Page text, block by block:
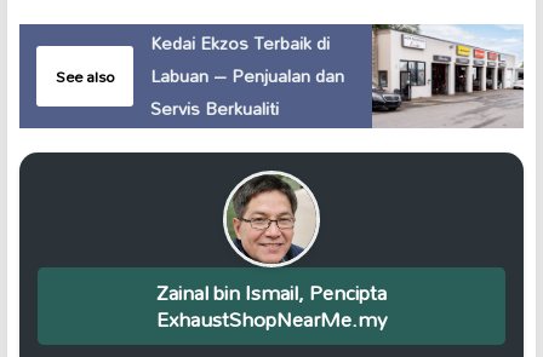
See also
Kedai Ekzos Terbaik di
Labuan – Penjualan dan
Servis Berkualiti
Zainal bin Ismail, Pencipta
ExhaustShopNearMe.my